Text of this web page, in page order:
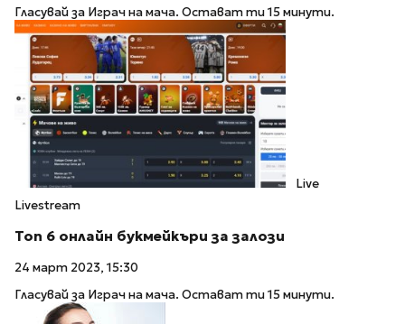
Гласувай за Играч на мача. Остават ти 15 минути.
Live
Livestream
Топ 6 онлайн букмейкъри за залози
24 март 2023, 15:30
Гласувай за Играч на мача. Остават ти 15 минути.